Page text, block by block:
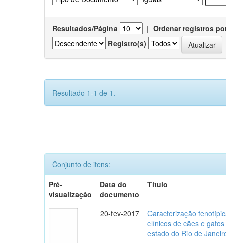
Resultados/Página | Ordenar registros
Registro(s)
Resultado 1-1 de 1.
Conjunto de itens:
Pré-
visualização
Data do
documento
Título
20-fev-2017
Caracterização
clínicos de cães e
estado do Rio de